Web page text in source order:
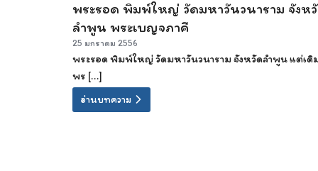
พระรอด พิมพ์ใหญ่ วัดมหาวันวนาราม จังห
ลำพูน พระเบญจภาคี
25 มกราคม 2556
พระรอด พิมพ์ใหญ่ วัดมหาวันวนาราม จังหวัดลำพูน แต่เดิ
พร […]
อ่านบทความ